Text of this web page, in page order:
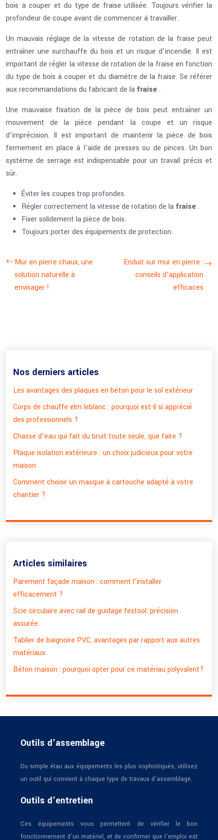
bois à couper et du type de fraise utilisée. Toujours vérifier la
profondeur de coupe avant de commencer à travailler.
Un mauvais réglage de la vitesse de rotation de la fraise peut
entraîner une surchauffe du bois et un risque d’incendie. Il est
important de régler la vitesse de rotation de la fraise en fonction
du type de bois à couper et du diamètre de la fraise. Se référer
aux recommandations du fabricant de la fraise .
Une mauvaise fixation de la pièce de bois peut entraîner un
mouvement de la pièce pendant la coupe et un risque
d’imprécision. Il est important de maintenir la pièce de bois
fermement en place à l’aide de presses ou de pinces. Un bon
système de serrage est indispensable pour un travail précis et
sûr.
Éviter les coupes trop profondes.
Régler correctement la vitesse de rotation de la fraise .
Fixer solidement la pièce de bois.
Toujours porter des équipements de protection.
Mur en pierre chaux, une
solution naturelle à
envisager !
Enduit sur mur en pierre :
conseils d’application
efficaces
Nos derniers articles
Les avantages des plaques en béton pour le sol extérieur
Corps de chauffe elm leblanc : pourquoi est-il si apprécié
des professionnels ?
Chasse d’eau qui fait du bruit toute seule, que faire ?
Plaque isolation extérieure : un choix judicieux pour votre
maison
Comment choisir un masque à cartouche adapté à votre
chantier ?
Articles similaires
Parement façade maison : comment l’installer
efficacement ?
Scie circulaire avec rail de guidage festool: précision
assurée.
Tablier de baignoire PVC, avantages par rapport aux autres
matériaux
Béton maison : pourquoi opter pour ce matériau polyvalent?
Outils d’assemblage
Du simple étau aux équipements les plus sophistiqués, utilisez
un outil qui convient à chaque type de travaux d’assemblage.
Outils d’entretien
Ces équipements vous permettent de vérifier le bon
fonctionnement d’un matériel, et de confirmer que l’emploi est